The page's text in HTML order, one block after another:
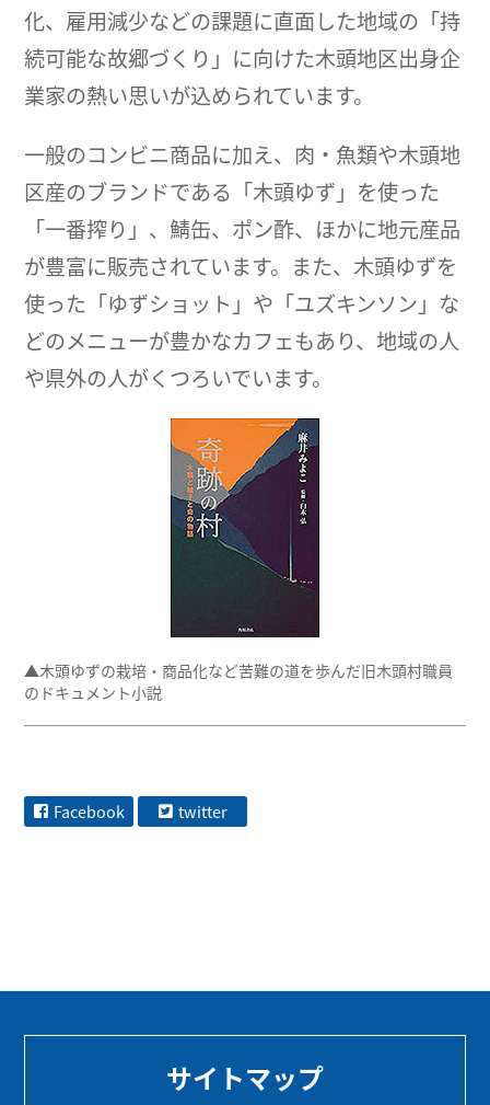
化、雇用減少などの課題に直面した地域の「持
続可能な故郷づくり」に向けた木頭地区出身企
業家の熱い思いが込められています。
一般のコンビニ商品に加え、肉・魚類や木頭地
区産のブランドである「木頭ゆず」を使った
「一番搾り」、鯖缶、ポン酢、ほかに地元産品
が豊富に販売されています。また、木頭ゆずを
使った「ゆずショット」や「ユズキンソン」な
どのメニューが豊かなカフェもあり、地域の人
や県外の人がくつろいでいます。
▲木頭ゆずの栽培・商品化など苦難の道を歩んだ旧木頭村職員
のドキュメント小説
Facebook twitter
サイトマップ